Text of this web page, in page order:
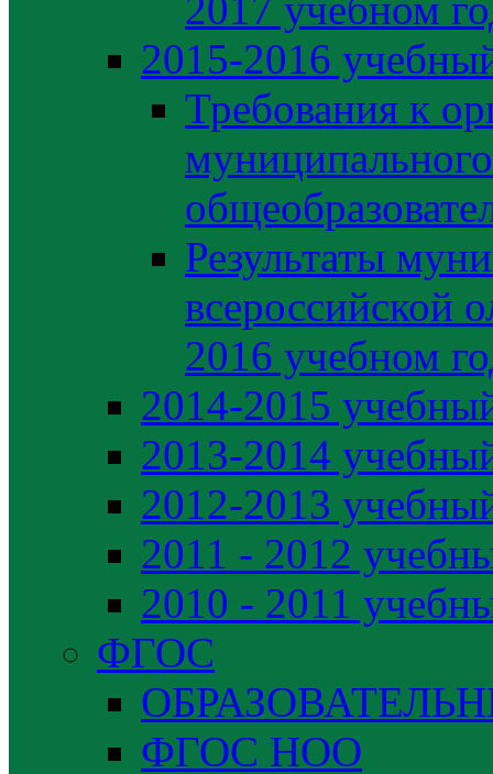
2015-2016
Требования к
Результаты
всероссийской
2016 учебном
2014-2015
2013-2014
2012-2013
2011 - 2012
2010 - 2011
ФГОС
ФГОС НОО